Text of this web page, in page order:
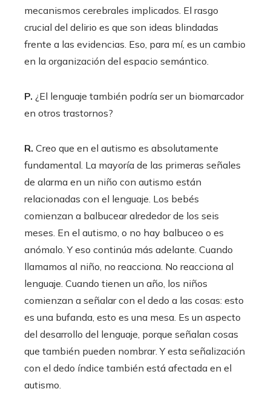
mecanismos cerebrales implicados. El rasgo
crucial del delirio es que son ideas blindadas
frente a las evidencias. Eso, para mí, es un cambio
en la organización del espacio semántico.
P. ¿El lenguaje también podría ser un biomarcador
en otros trastornos?
R. Creo que en el autismo es absolutamente
fundamental. La mayoría de las primeras señales
de alarma en un niño con autismo están
relacionadas con el lenguaje. Los bebés
comienzan a balbucear alrededor de los seis
meses. En el autismo, o no hay balbuceo o es
anómalo. Y eso continúa más adelante. Cuando
llamamos al niño, no reacciona. No reacciona al
lenguaje. Cuando tienen un año, los niños
comienzan a señalar con el dedo a las cosas: esto
es una bufanda, esto es una mesa. Es un aspecto
del desarrollo del lenguaje, porque señalan cosas
que también pueden nombrar. Y esta señalización
con el dedo índice también está afectada en el
autismo.